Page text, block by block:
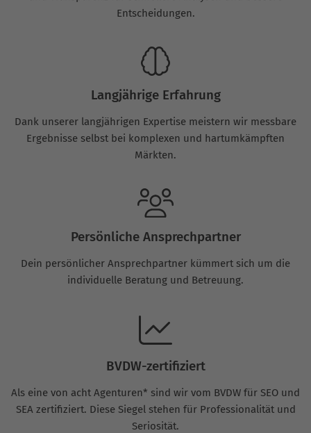
Entscheidungen.
Langjährige Erfahrung
Dank unserer langjährigen Expertise meistern wir messbare
Ergebnisse selbst bei komplexen und hartumkämpften
Märkten.
Persönliche Ansprechpartner
Dein persönlicher Ansprechpartner kümmert sich um die
individuelle Beratung und Betreuung.
BVDW-zertifiziert
Als eine von acht Agenturen* sind wir vom BVDW für SEO und
SEA zertifiziert. Diese Siegel stehen für Professionalität und
Seriosität.